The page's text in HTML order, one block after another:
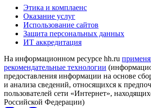
Этика и комплаенс
Оказание услуг
Использование сайтов
Защита персональных данных
ИТ аккредитация
На информационном ресурсе hh.ru
рекомендательные технологии
предоставления информации на основе
и анализа сведений, относящихся к
пользователей сети «Интернет»,
Российской Федерации)